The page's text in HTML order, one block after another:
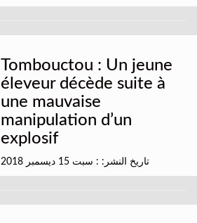
Tombouctou : Un jeune
éleveur décède suite à
une mauvaise
manipulation d’un
explosif
تاريخ النشر: : سبت 15 ديسمبر 2018